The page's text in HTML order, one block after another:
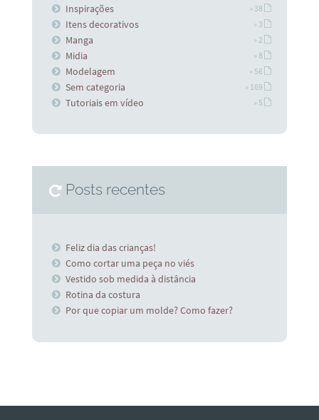
Inspirações » 38
Itens decorativos » 3
Manga » 2
Midia » 8
Modelagem » 56
Sem categoria » 169
Tutoriais em vídeo » 5
Posts recentes
Feliz dia das crianças!
Como cortar uma peça no viés
Vestido sob medida à distância
Rotina da costura
Por que copiar um molde? Como fazer?